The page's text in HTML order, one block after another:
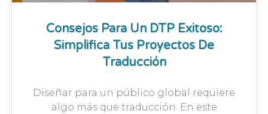
Consejos Para Un DTP Exitoso:
Simplifica Tus Proyectos De
Traducción
Diseñar para un público global requiere
algo más que traducción. En este